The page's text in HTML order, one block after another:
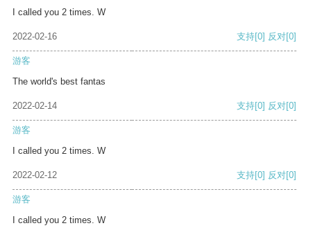
I called you 2 times. W
2022-02-16 支持[0] 反对[0]
游客
The world's best fantas
2022-02-14 支持[0] 反对[0]
游客
I called you 2 times. W
2022-02-12 支持[0] 反对[0]
游客
I called you 2 times. W